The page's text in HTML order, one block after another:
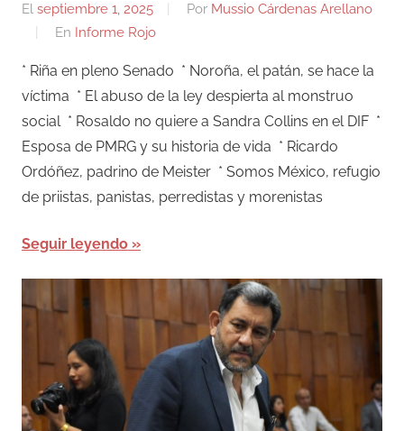
El septiembre 1, 2025 Por Mussio Cárdenas Arellano
En Informe Rojo
* Riña en pleno Senado * Noroña, el patán, se hace la
víctima * El abuso de la ley despierta al monstruo
social * Rosaldo no quiere a Sandra Collins en el DIF *
Esposa de PMRG y su historia de vida * Ricardo
Ordóñez, padrino de Meister * Somos México, refugio
de priistas, panistas, perredistas y morenistas
Seguir leyendo